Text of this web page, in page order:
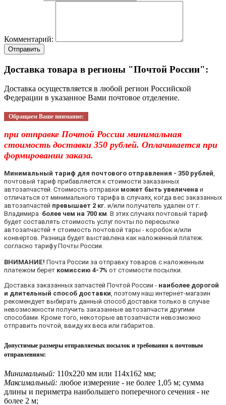
Комментарий:
Отправить
Доставка товара в регионы "Почтой России":
Доставка осуществляется в любой регион Российской
Федерации в указанное Вами почтовое отделение.
Обращаем Ваше внимание:
при отправке Почтой России минимальная
стоимость доставки 350 рублей. Оплачивается при
формировании заказа.
Минимальный тариф для почтового отправления - 350 рублей,
почтовый тариф прибавляется к стоимости заказанных
автозапчастей. Стоимость отправки может быть увеличена и
отличаться от минимального тарифа в случаях, когда вес заказанных
автозапчастей превышает 2 кг. и/или получатель удален от г.
Владимира более чем на 700 км. В этих случаях почтовый тариф
будет составлять стоимость услуг почты по пересылке
автозапчастей + стоимость почтовой тары - коробок и/или
конвертов. Разница будет выставлена как наложенный платеж.
согласно тарифу Почты России.
ВНИМАНИЕ! Почта России за отправку товаров с наложенным
платежом берет комиссию 4-7% от стоимости посылки.
Доставка заказанных запчастей Почтой России - наиболее дорогой
и длительный способ доставки, поэтому наш интернет-магазин
рекомендует выбирать данный способ доставки только в случае
невозможности получить заказанные автозапчасти другими
способами. Кроме того, некоторые автозапчасти невозможно
отправить почтой, ввиду их веса или габаритов.
Допустимые размеры отправляемых посылок и требования к почтовым
отправлениям:
Минимальный: 110х220 мм или 114х162 мм;
Максимальный: любое измерение - не более 1,05 м; сумма
длины и периметра наибольшего поперечного сечения - не
более 2 м;